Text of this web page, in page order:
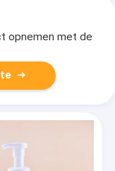
opnemen met de